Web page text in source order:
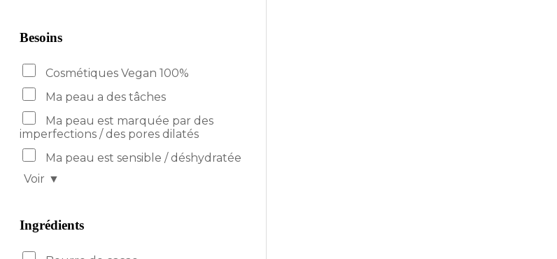
Besoins
Cosmétiques Vegan 100%
Ma peau a des tâches
Ma peau est marquée par des
imperfections / des pores dilatés
Ma peau est sensible / déshydratée
Voir ▼
Ingrédients